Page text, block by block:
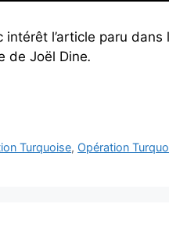
intérêt l’article paru
de Joël Dine.
Turquoise, Opération